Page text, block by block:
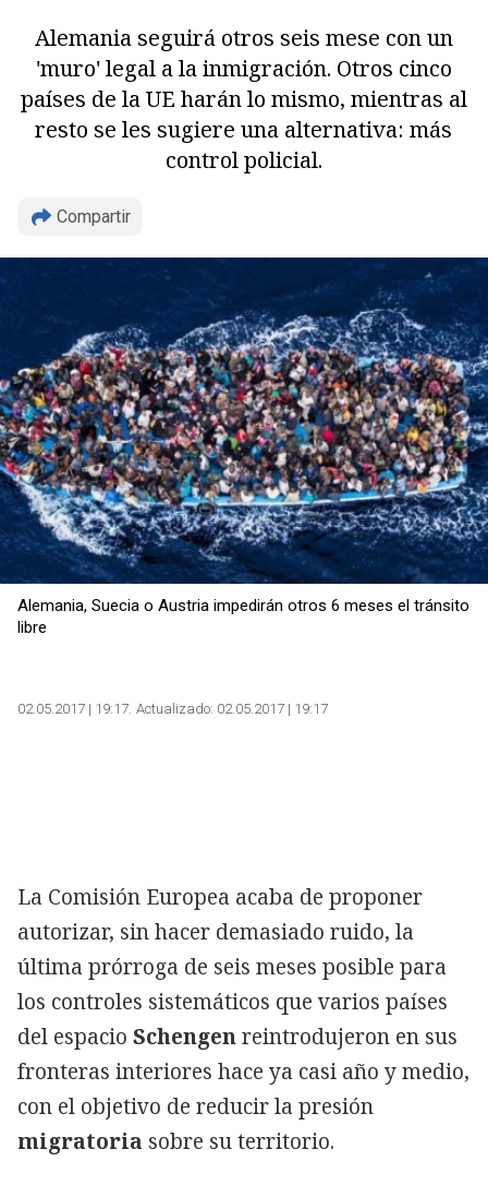
Alemania seguirá otros seis mese con un
'muro' legal a la inmigración. Otros cinco
países de la UE harán lo mismo, mientras al
resto se les sugiere una alternativa: más
control policial.
Compartir
Copiar
Alemania, Suecia o Austria impedirán otros 6 meses el tránsito
libre
02.05.2017 | 19:17 Actualizado: 02.05.2017 | 19:17
La Comisión Europea acaba de proponer
autorizar, sin hacer demasiado ruido, la
última prórroga de seis meses posible para
los controles sistemáticos que varios países
del espacio Schengenreintrodujeron en sus
fronteras interiores hace ya casi año y medio,
con el objetivo de reducir la presión
migratoria sobre su territorio.